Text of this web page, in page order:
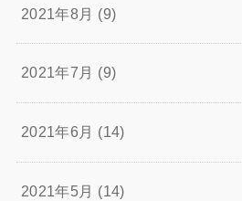
2021年8月 (9)
2021年7月 (9)
2021年6月 (14)
2021年5月 (14)